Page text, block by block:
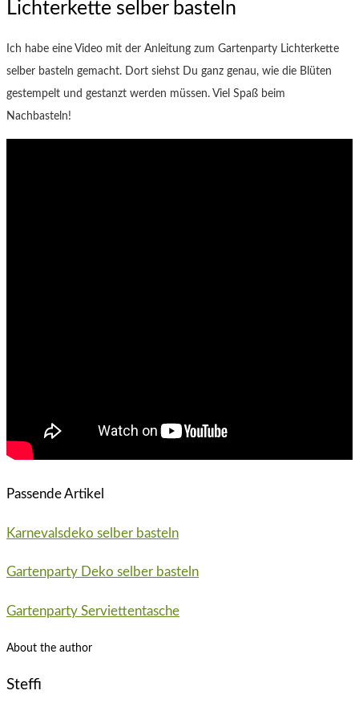
Lichterkette selber basteln
Ich habe eine Video mit der Anleitung zum Gartenparty Lichterkette
selber basteln gemacht. Dort siehst Du ganz genau, wie die Blüten
gestempelt und gestanzt werden müssen. Viel Spaß beim
Nachbasteln!
Passende Artikel
Karnevalsdeko selber basteln
Gartenparty Deko selber basteln
Gartenparty Serviettentasche
About the author
Steffi